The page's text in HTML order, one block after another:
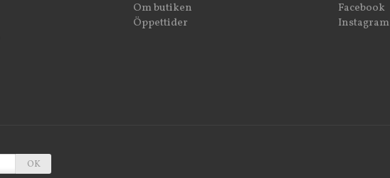
Om butiken
Öppettider
Facebook
Instagram
OK